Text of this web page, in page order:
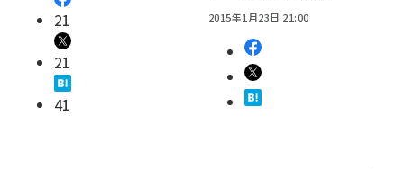
21
21
41
2015年1月23日 21:00